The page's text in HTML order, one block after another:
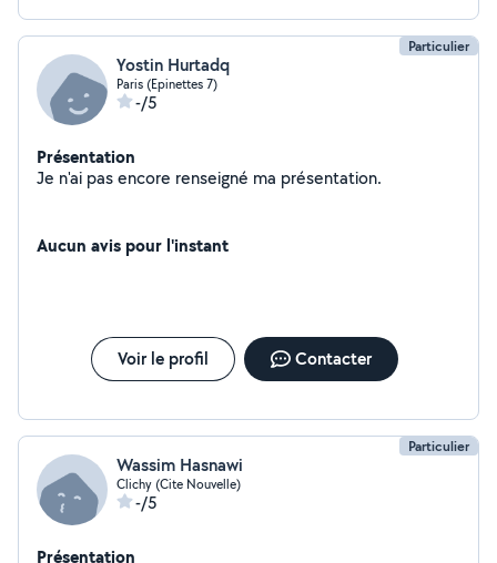
Particulier
Yostin Hurtadq
Paris (Epinettes 7)
-/5
Présentation
Je n'ai pas encore renseigné ma présentation.
Aucun avis pour l'instant
Voir le profil Contacter
Particulier
Wassim Hasnawi
Clichy (Cite Nouvelle)
-/5
Présentation